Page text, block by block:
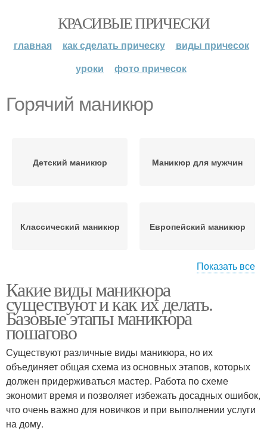
КРАСИВЫЕ ПРИЧЕСКИ
главная как сделать прическу
виды причесок
уроки
фото причесок
Горячий маникюр
Детский маникюр Маникюр для мужчин
Классический маникюр Европейский маникюр
Аппаратный маникюр Французский маникюр
Американский маникюр Испанский маникюр
Японский маникюр
Показать все
Какие виды маникюра
существуют и как их делать.
Базовые этапы маникюра
пошагово
Существуют различные виды маникюра, но их
объединяет общая схема из основных этапов, которых
должен придерживаться мастер. Работа по схеме
экономит время и позволяет избежать досадных ошибок,
что очень важно для новичков и при выполнении услуги
на дому.